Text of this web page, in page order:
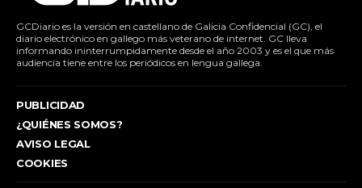
GCDiario es la versión en castellano de Galicia Confidencial (GC), el
diario electrónico en gallego más veterano de internet. GC lleva
informando ininterrumpidamente desde el año 2003 y es el que más
audiencia tiene entre los periódicos en lengua gallega.
PUBLICIDAD
¿QUIÉNES SOMOS?
AVISO LEGAL
COOKIES